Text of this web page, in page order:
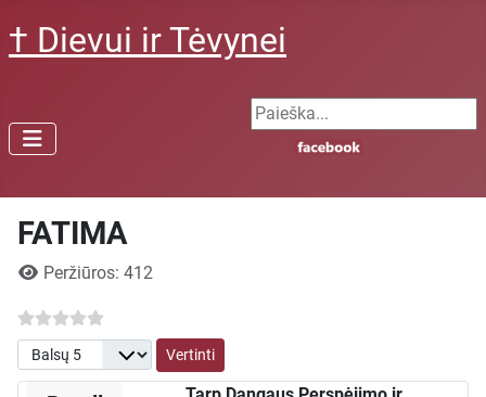
† Dievui ir Tėvynei
Search ...
FATIMA
Išsami informacija
Peržiūros: 412
Prašome įvertinti